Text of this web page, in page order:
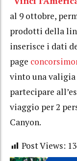
al 9 ottobre,
prodotti della
inserisce i dati
page
vinto una valigia
partecipare
viaggio per 2
Canyon.
Post Views: